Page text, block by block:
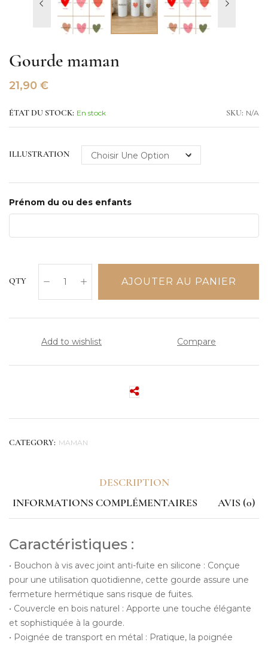
Gourde maman
21,90 €
ÉTAT DU STOCK: En stock SKU: N/A
ILLUSTRATION
Prénom du ou des enfants
QTY AJOUTER AU PANIER
Add to wishlist Compare
CATEGORY: MAMAN
DESCRIPTION
INFORMATIONS COMPLÉMENTAIRES
AVIS (0)
Caractéristiques :
• Bouchon à vis avec joint anti-fuite en silicone : Conçue
pour une utilisation quotidienne, cette gourde assure une
fermeture hermétique sans risque de fuites.
• Couvercle en bois naturel : Apporte une touche élégante
et sophistiquée à la gourde.
• Poignée de transport en métal : Pratique, la poignée